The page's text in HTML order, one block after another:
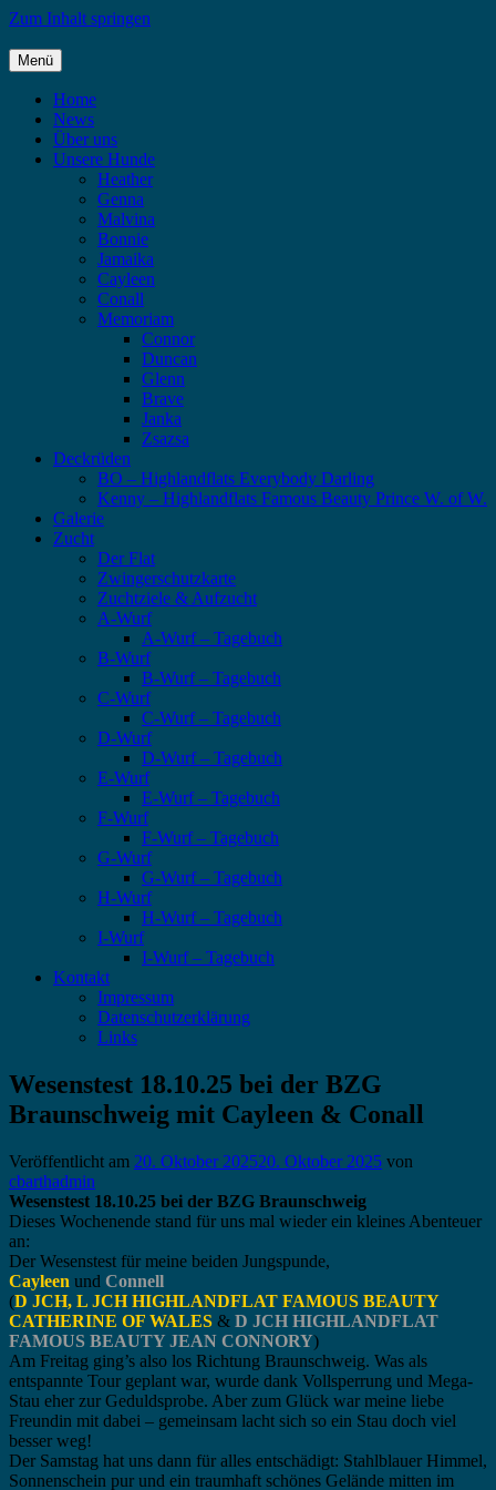
Zum Inhalt springen
Highlandflats – Flat Coated Retriever
Menü
Home
News
Über uns
Unsere Hunde
Heather
Genna
Malvina
Bonnie
Jamaika
Cayleen
Conall
Memoriam
Connor
Duncan
Glenn
Brave
Janka
Zsazsa
Deckrüden
BO – Highlandflats Everybody Darling
Kenny – Highlandflats Famous Beauty Prince W. of W.
Galerie
Zucht
Der Flat
Zwingerschutzkarte
Zuchtziele & Aufzucht
A-Wurf
A-Wurf – Tagebuch
B-Wurf
B-Wurf – Tagebuch
C-Wurf
C-Wurf – Tagebuch
D-Wurf
D-Wurf – Tagebuch
E-Wurf
E-Wurf – Tagebuch
F-Wurf
F-Wurf – Tagebuch
G-Wurf
G-Wurf – Tagebuch
H-Wurf
H-Wurf – Tagebuch
I-Wurf
I-Wurf – Tagebuch
Kontakt
Impressum
Datenschutzerklärung
Links
Wesenstest 18.10.25 bei der BZG
Braunschweig mit Cayleen & Conall
Veröffentlicht am 20. Oktober 202520. Oktober 2025 von
cbarthadmin
Wesenstest 18.10.25 bei der BZG Braunschweig
Dieses Wochenende stand für uns mal wieder ein kleines Abenteuer
an:
Der Wesenstest für meine beiden Jungspunde,
Cayleen und Connell
(D JCH, L JCH HIGHLANDFLAT FAMOUS BEAUTY
CATHERINE OF WALES & D JCH HIGHLANDFLAT
FAMOUS BEAUTY JEAN CONNORY)
Am Freitag ging’s also los Richtung Braunschweig. Was als
entspannte Tour geplant war, wurde dank Vollsperrung und Mega-
Stau eher zur Geduldsprobe. Aber zum Glück war meine liebe
Freundin mit dabei – gemeinsam lacht sich so ein Stau doch viel
besser weg!
Der Samstag hat uns dann für alles entschädigt: Stahlblauer Himmel,
Sonnenschein pur und ein traumhaft schönes Gelände mitten im